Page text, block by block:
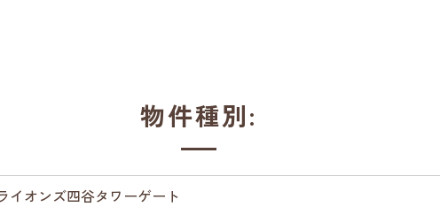
物件種別:
イオンズ四谷タワーゲート